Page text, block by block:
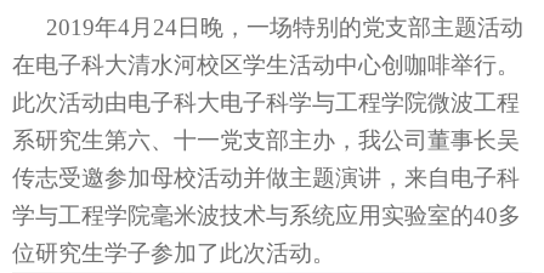
2019年4月24日晚，一场特别的党支部主题活动
在电子科大清水河校区学生活动中心创咖啡举行。
此次活动由电子科大电子科学与工程学院微波工程
系研究生第六、十一党支部主办，我公司董事长吴
传志受邀参加母校活动并做主题演讲，来自电子科
学与工程学院毫米波技术与系统应用实验室的40多
位研究生学子参加了此次活动。